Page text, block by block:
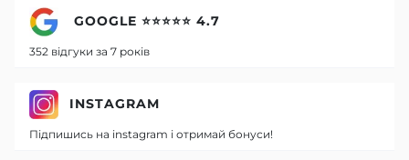
GOOGLE ⭐⭐⭐⭐⭐ 4.7
352 відгуки за 7 років
INSTAGRAM
Підпишись на instagram і отримай бонуси!